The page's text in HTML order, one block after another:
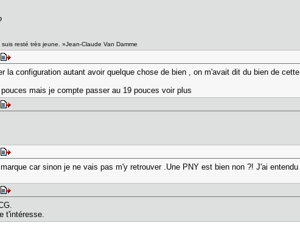
resté très jeune. »Jean-Claude Van Damme
la configuration autant avoir quelque chose de bien , on m'avait dit du bien de
mais je compte passer au 19 pouces voir plus
car sinon je ne vais pas m'y retrouver .Une PNY est bien non ?! J'ai
t'intéresse.